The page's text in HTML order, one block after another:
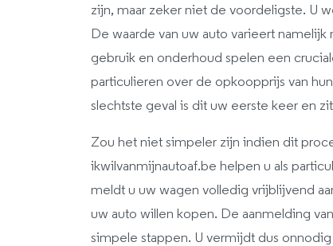
zijn, maar zeker niet de voordeligste. U
De waarde van uw auto varieert
gebruik en onderhoud spelen een
particulieren over de opkoopprijs van
slechtste geval is dit uw eerste keer en
Zou het niet simpeler zijn indien dit
ikwilvanmijnautoaf.be helpen u als
meldt u uw wagen volledig vrijblijvend
uw auto willen kopen. De aanmelding
simpele stappen. U vermijdt dus